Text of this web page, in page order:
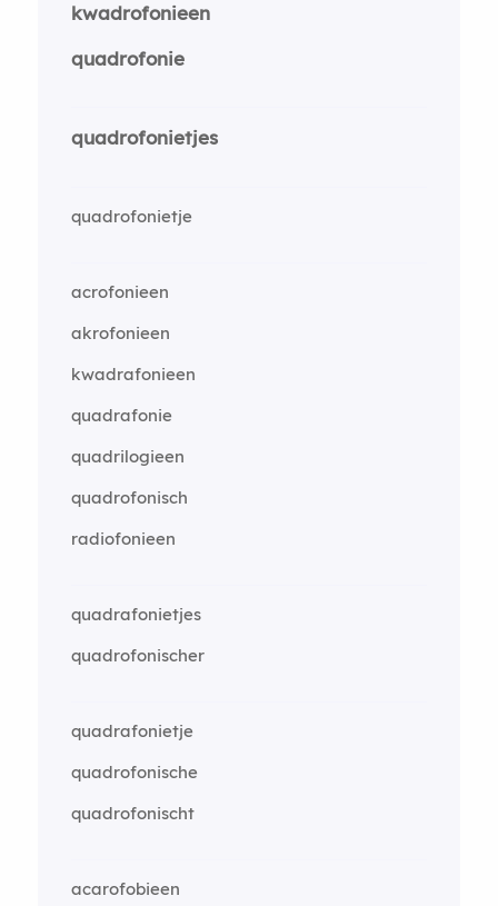
kwadrofonieen
quadrofonie
quadrofonietjes
quadrofonietje
acrofonieen
akrofonieen
kwadrafonieen
quadrafonie
quadrilogieen
quadrofonisch
radiofonieen
quadrafonietjes
quadrofonischer
quadrafonietje
quadrofonische
quadrofonischt
acarofobieen